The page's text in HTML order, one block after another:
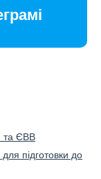
та ЄВВ
підготовки до